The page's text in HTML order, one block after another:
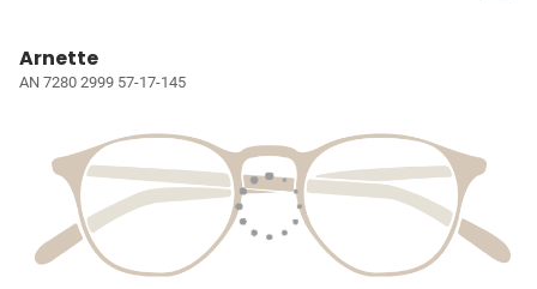
Arnette
AN 7280 2999 57-17-145